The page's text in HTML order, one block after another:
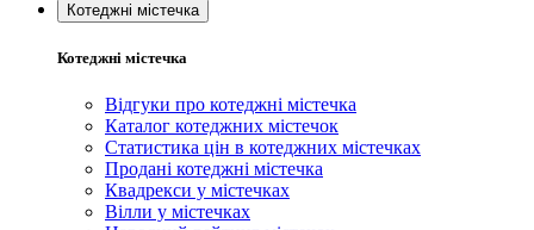
Котеджні містечка
Котеджні містечка
Відгуки про котеджні містечка
Каталог котеджних містечок
Статистика цін в котеджних містечках
Продані котеджні містечка
Квадрекси у містечках
Вілли у містечках